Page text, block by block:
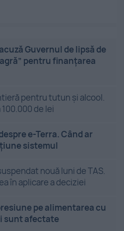
Guvernul de lipsă de
pentru finanțarea
pentru tutun și alcool.
de lei
e-Terra. Când ar
sistemul
nouă luni de TAS.
în aplicare a deciziei
pe alimentarea cu
sunt afectate